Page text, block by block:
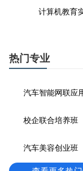
计算机教育
热门专业
汽车智能网联应
校企联合培养班
汽车美容创业班